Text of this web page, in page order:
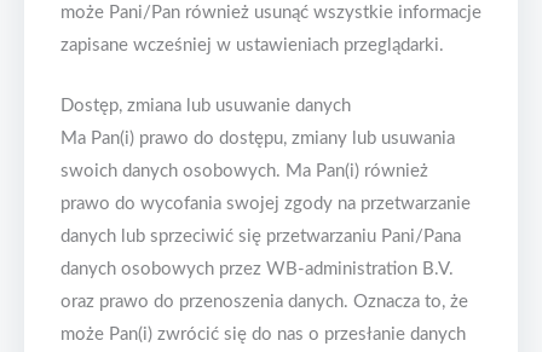
może Pani/Pan również usunąć wszystkie informacje
zapisane wcześniej w ustawieniach przeglądarki.
Dostęp, zmiana lub usuwanie danych
Ma Pan(i) prawo do dostępu, zmiany lub usuwania
swoich danych osobowych. Ma Pan(i) również
prawo do wycofania swojej zgody na przetwarzanie
danych lub sprzeciwić się przetwarzaniu Pani/Pana
danych osobowych przez WB-administration B.V.
oraz prawo do przenoszenia danych. Oznacza to, że
może Pan(i) zwrócić się do nas o przesłanie danych